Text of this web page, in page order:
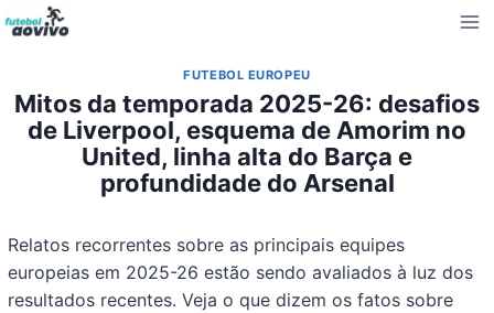
Pular
para
Conteúdo
FUTEBOL EUROPEU
Mitos da temporada 2025-26: desafios
de Liverpool, esquema de Amorim no
United, linha alta do Barça e
profundidade do Arsenal
Relatos recorrentes sobre as principais equipes
europeias em 2025-26 estão sendo avaliados à luz dos
resultados recentes. Veja o que dizem os fatos sobre